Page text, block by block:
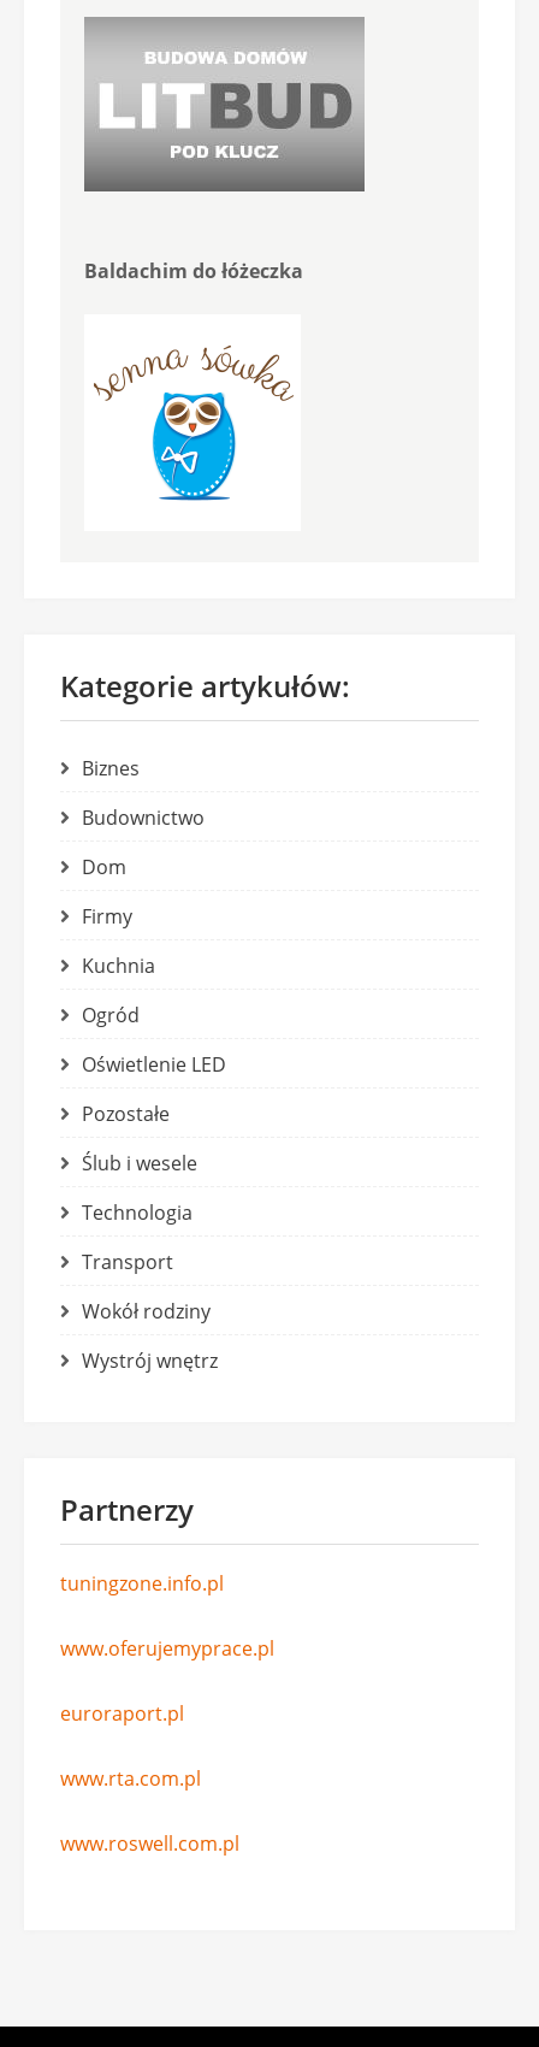
Baldachim do łóżeczka
Kategorie artykułów:
Biznes
Budownictwo
Dom
Firmy
Kuchnia
Ogród
Oświetlenie LED
Pozostałe
Ślub i wesele
Technologia
Transport
Wokół rodziny
Wystrój wnętrz
Partnerzy
tuningzone.info.pl
www.oferujemyprace.pl
euroraport.pl
www.rta.com.pl
www.roswell.com.pl